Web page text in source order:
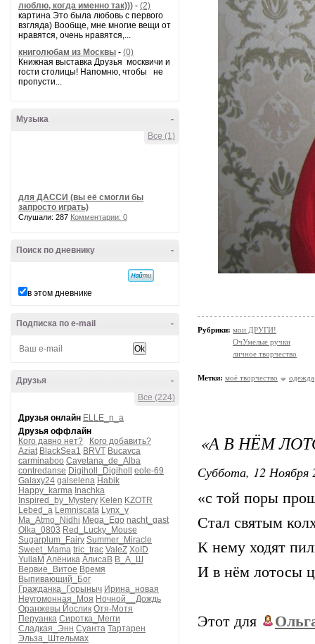
люблю, когда именно так))) - (2)
картина Это была любовь с первого
взгляда) Вообще, мне многие вещи от
нравятся, очень нравятся,...
книголюбам из Москвы - (0)
Книжная выставка Друзья москвичи и
гости столицы! Напомню, чтобы не
пропусти...
-
Музыка
Все (1)
для ДАССИ (вы её смогли бы
запросто играть)
Слушали: 287 Комментарии: 0
-
Поиск по дневнику
в этом дневнике
-
Подписка по e-mail
-
Друзья
Все (224)
Друзья онлайн ELLE_n_a
Друзья оффлайн
Кого давно нет?
Кого добавить?
Aziat BlackSea1 BRVT Bucavca
carminaboo Cayetana_de_Alba
contredanse Digiholl_Digiholl
eole-69
Galaxy24 galselena Habik
Happy_karma Inachka
Inspired_by_Mystery Kelen KZOTR
Lebed_a Lemniscata Lynx_y
Ma_Atmo_Nidhi Mega_Ego nacht_gast
Olka_0803 Red_Lucky_Mouse
Sugarplum_Fairy Summer_Miracle
Sweet_Mama tric_trac ValeZ XoID
YuliaM Алёника АлисаВ В_А_Ш
Вервие_Витое Время
Выпивающий_Бог
Гражданка_Горыныч Ирина_новая
Неугомонная_Моя Ночной__Дождь
Оранжевы Йослик Отя-Мотя
Перуанка Сиротка_Мегги
Сладкая_Энн Суанта Тартарен
Эльза_Штельмах
Рубрики: мои ДРУГИ!
ОчУмелые ручки
личное творчество
Метки: моё творчество одежда
«А В НЁМ
Суббота, 12 Ноября
«с той поры
Стал святым
К нему ходят
И в нём лотосы
Этот для